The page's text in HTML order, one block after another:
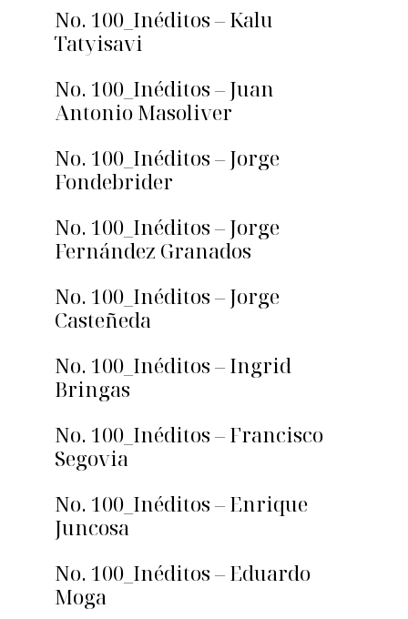
No. 100_Inéditos – Kalu
Tatyisavi
No. 100_Inéditos – Juan
Antonio Masoliver
No. 100_Inéditos – Jorge
Fondebrider
No. 100_Inéditos – Jorge
Fernández Granados
No. 100_Inéditos – Jorge
Casteñeda
No. 100_Inéditos – Ingrid
Bringas
No. 100_Inéditos – Francisco
Segovia
No. 100_Inéditos – Enrique
Juncosa
No. 100_Inéditos – Eduardo
Moga